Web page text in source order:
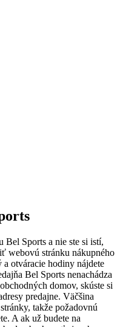
Bel Sports a nie ste si istí,
webovú stránku nákupného
otváracie hodiny nájdete
Bel Sports nenachádza
domov, skúste si
predajne. Väčšina
takže požadovnú
A ak už budete na